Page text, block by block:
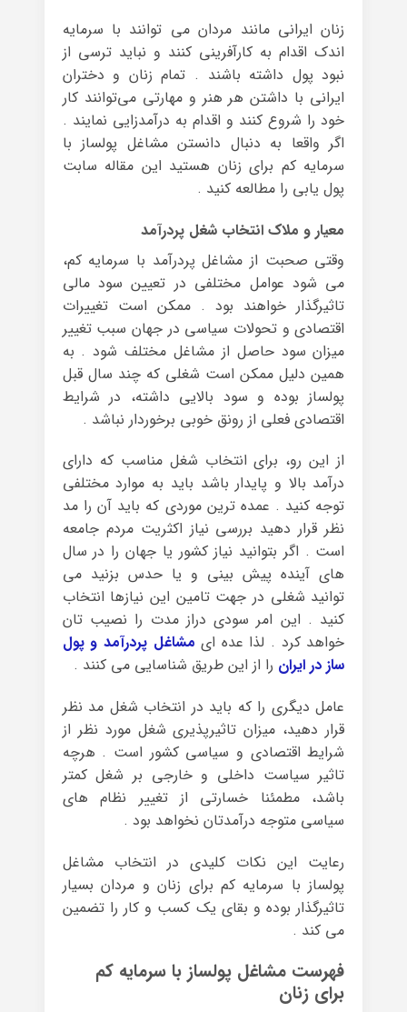
زنان ایرانی مانند مردان می توانند با سرمایه
اندک اقدام به کارآفرینی کنند و نباید ترسی از
نبود پول داشته باشند . تمام زنان و دختران
ایرانی با داشتن هر هنر و مهارتی می‌توانند کار
خود را شروع کنند و اقدام به درآمدزایی نمایند .
اگر واقعا به دنبال دانستن مشاغل پولساز با
سرمایه کم برای زنان هستید این مقاله سابت
پول یابی را مطالعه کنید .
معیار و ملاک انتخاب شغل پردرآمد
وقتی صحبت از مشاغل پردرآمد با سرمایه کم،
می شود عوامل مختلفی در تعیین سود مالی
تاثیرگذار خواهند بود . ممکن است تغییرات
اقتصادی و تحولات سیاسی در جهان سبب تغییر
میزان سود حاصل از مشاغل مختلف شود . به
همین دلیل ممکن است شغلی که چند سال قبل
پولساز بوده و سود بالایی داشته، در شرایط
اقتصادی فعلی از رونق خوبی برخوردار نباشد .
از این رو، برای انتخاب شغل مناسب که دارای
درآمد بالا و پایدار باشد باید به موارد مختلفی
توجه کنید . عمده ترین موردی که باید آن را مد
نظر قرار دهید بررسی نیاز اکثریت مردم جامعه
است . اگر بتوانید نیاز کشور یا جهان را در سال
های آینده پیش بینی و یا حدس بزنید می
توانید شغلی در جهت تامین این نیازها انتخاب
کنید . این امر سودی دراز مدت را نصیب تان
خواهد کرد . لذا عده ای مشاغل پردرآمد و پول
ساز در ایران را از این طریق شناسایی می کنند .
عامل دیگری را که باید در انتخاب شغل مد نظر
قرار دهید، میزان تاثیرپذیری شغل مورد نظر از
شرایط اقتصادی و سیاسی کشور است . هرچه
تاثیر سیاست داخلی و خارجی بر شغل کمتر
باشد، مطمئنا خسارتی از تغییر نظام های
سیاسی متوجه درآمدتان نخواهد بود .
رعایت این نکات کلیدی در انتخاب مشاغل
پولساز با سرمایه کم برای زنان و مردان بسیار
تاثیرگذار بوده و بقای یک کسب و کار را تضمین
می کند .
فهرست مشاغل پولساز با سرمایه کم
برای زنان